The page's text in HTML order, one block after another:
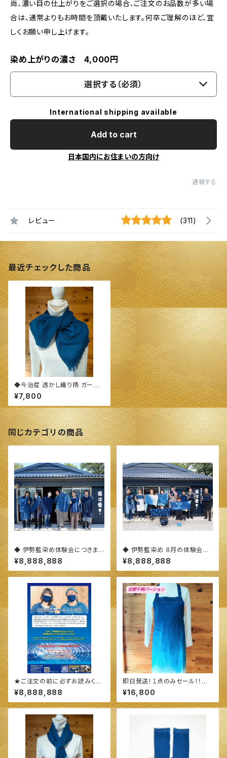
尚、濃い目の仕上がりをご選択の場合、ご注文のお品数が多い場
合は、通常よりもお時間を頂戴いたします。何卒ご理解のほど、宜
しくお願い申し上げます。
染め上がりの濃さ 4,000円
選択する（必須）
International shipping available
Add to cart
日本国内にお住まいの方向け
通報する
レビュー (311)
最近チェックした商品
◆今治産 透かし織り柄 ガーゼ
ストール◆ ～100%オーガニッ
クすくも使用 醗酵建て伊勢藍染
～
¥7,800
同じカテゴリの商品
◆ 伊勢藍染め体験会につきまし
て(概要)◆
¥8,888,888
◆ 伊勢藍染め ８月の体験会に
つきまして ◆
¥8,888,888
★ご注文の前に必ずお読みくだ
さい★
¥8,888,888
即日発送！１点のみセール！！◆
続·続·エプロン ◆ ～100%オー
ガニックすくも使用 醗酵建て伊
勢藍染～
¥16,800